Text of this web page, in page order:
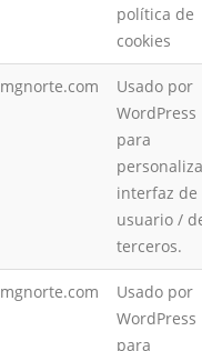
política de
cookies
mgnorte.com
Usado por
WordPress
para
interfaz de
usuario /
terceros.
mgnorte.com
Usado por
WordPress
para